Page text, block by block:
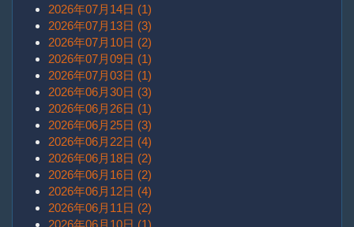
2026年07月14日 (1)
2026年07月13日 (3)
2026年07月10日 (2)
2026年07月09日 (1)
2026年07月03日 (1)
2026年06月30日 (3)
2026年06月26日 (1)
2026年06月25日 (3)
2026年06月22日 (4)
2026年06月18日 (2)
2026年06月16日 (2)
2026年06月12日 (4)
2026年06月11日 (2)
2026年06月10日 (1)